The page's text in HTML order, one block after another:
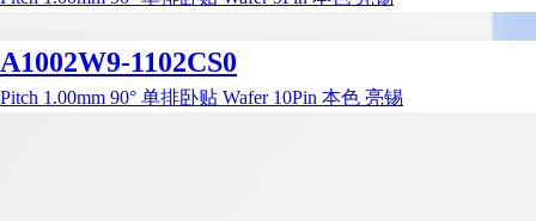
A1002W9-1102CS0
Pitch 1.00mm 90° 单排卧贴 Wafer 10Pin 本色 亮锡